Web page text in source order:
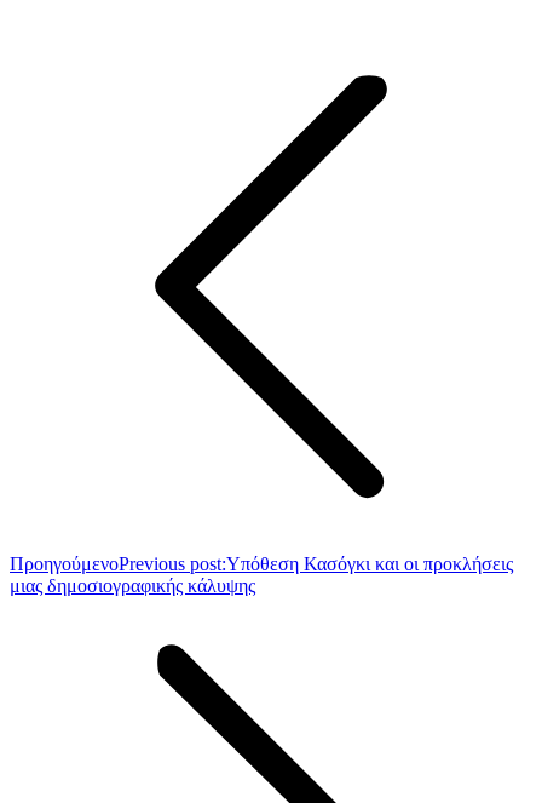
ΠροηγούμενοPrevious post:Υπόθεση Κασόγκι και οι προκλήσεις
μιας δημοσιογραφικής κάλυψης